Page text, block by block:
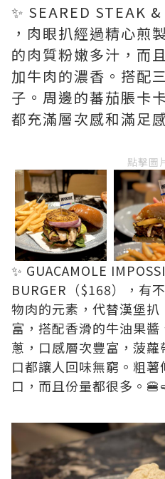
✨ SEARED STEAK
，肉眼扒經過精心煎
的肉質粉嫩多汁，而
加牛肉的濃香。搭配
子。周邊的蕃茄脹卡
都充滿層次感和滿足
點擊圖
✨ GUACAMOLE
BURGER（$168），有
物肉的元素，代替漢堡
富，搭配香滑的牛油果
蔥，口感層次豐富，菠
口都讓人回味無窮。粗
口，而且份量都很多。